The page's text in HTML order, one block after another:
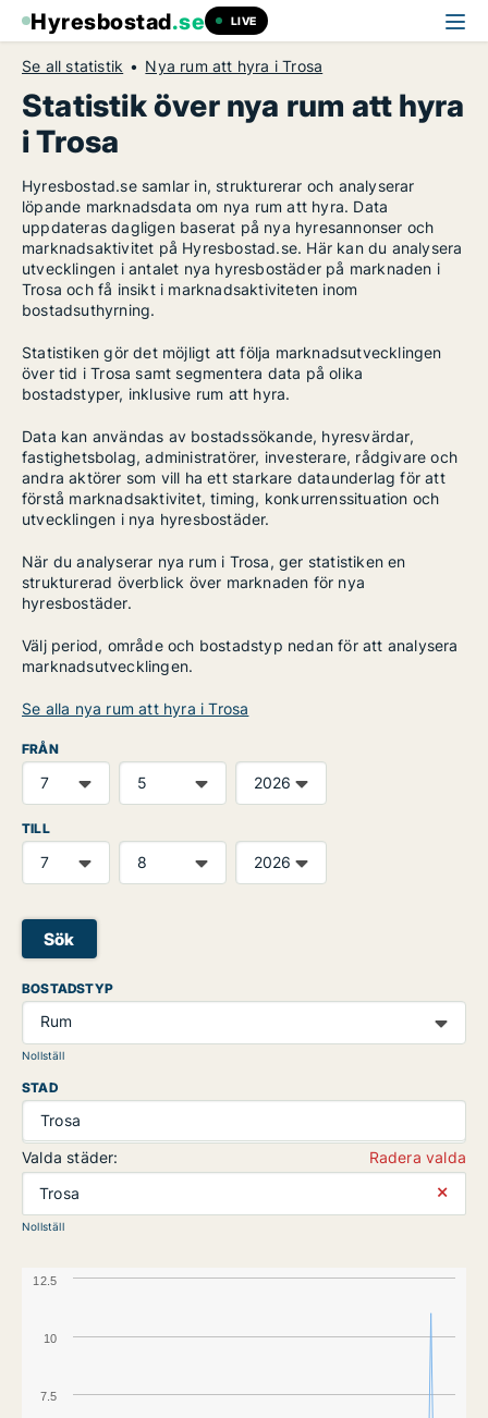
Hyresbostad.se LIVE
Se all statistik Nya rum att hyra i Trosa
Statistik över nya rum att hyra
i Trosa
Hyresbostad.se samlar in, strukturerar och analyserar
löpande marknadsdata om nya rum att hyra. Data
uppdateras dagligen baserat på nya hyresannonser och
marknadsaktivitet på Hyresbostad.se. Här kan du analysera
utvecklingen i antalet nya hyresbostäder på marknaden i
Trosa och få insikt i marknadsaktiviteten inom
bostadsuthyrning.
Statistiken gör det möjligt att följa marknadsutvecklingen
över tid i Trosa samt segmentera data på olika
bostadstyper, inklusive rum att hyra.
Data kan användas av bostadssökande, hyresvärdar,
fastighetsbolag, administratörer, investerare, rådgivare och
andra aktörer som vill ha ett starkare dataunderlag för att
förstå marknadsaktivitet, timing, konkurrenssituation och
utvecklingen i nya hyresbostäder.
När du analyserar nya rum i Trosa, ger statistiken en
strukturerad överblick över marknaden för nya
hyresbostäder.
Välj period, område och bostadstyp nedan för att analysera
marknadsutvecklingen.
Se alla nya rum att hyra i Trosa
FRÅN
TILL
Sök
BOSTADSTYP
Rum
Nollställ
STAD
Trosa
Valda städer:
Radera valda
Trosa
⨯
Nollställ
7.5
10
12.5